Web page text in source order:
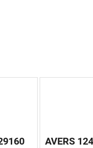
AVERS